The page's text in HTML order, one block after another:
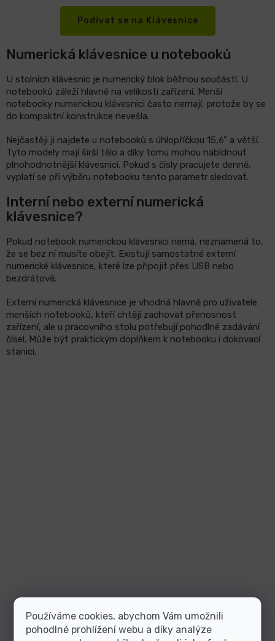
Používáme cookies, abychom Vám umožnili
pohodlné prohlížení webu a díky analýze
Podívat se na Klávesnice
Numerická klávesnice u notebooků
U stolních klávesnic je numerický blok běžnou součástí. U
notebooků záleží hlavně na velikosti zařízení. Menší
notebooky numerickou klávesnici často nemají, protože by se
do kompaktní konstrukce nevešla.
Nejčastěji ji najdete u notebooků s úhlopříčkou 15,6" a větší.
Tyto modely mají širší tělo a díky tomu mohou nabídnout
plnohodnotnější klávesnici. Pokud s čísly pracujete denně,
vyplatí se při výběru notebooku tento parametr sledovat.
Interní nebo externí numerická
klávesnice?
Pokud notebook numerickou klávesnici nemá, neznamená to,
že se bez ní musíte obejít. Existují samostatné externí
numerické klávesnice, které lze připojit přes USB nebo
bezdrátově.
Externí numerická klávesnice je vhodná hlavně pro uživatele
menších notebooků, kteří chtějí zachovat přenosnost
zařízení, ale u pracovního stolu potřebují pohodlné zadávání
čísel. Může být praktickým doplňkem k notebooku i dokovací
stanici.